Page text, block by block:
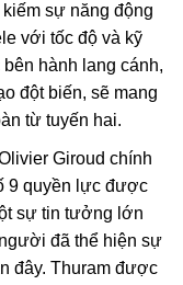
sự năng động
với tốc độ và kỹ
hành lang cánh,
đột biến, sẽ mang
từ tuyến hai.
Giroud chính
9 quyền lực được
sự tin tưởng lớn
đã thể hiện sự
đây. Thuram được